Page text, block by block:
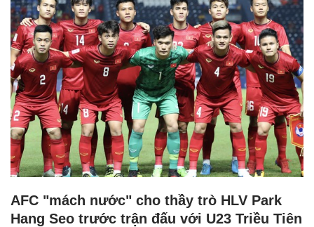
AFC "mách nước" cho thầy trò HLV Park
Hang Seo trước trận đấu với U23 Triều Tiên